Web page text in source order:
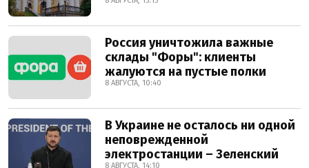
Россия уничтожила важные
склады "Форы": клиенты
жалуются на пустые полки
8 АВГУСТА, 10:40
В Украине не осталось ни одной
неповрежденной
электростанции – Зеленский
8 АВГУСТА, 14:10